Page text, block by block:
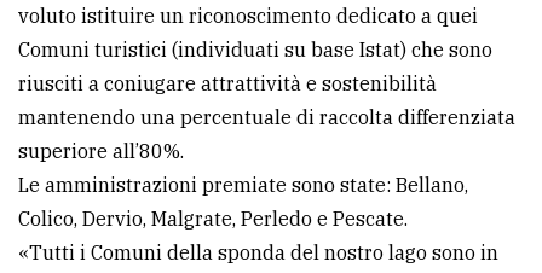
voluto istituire un riconoscimento dedicato a quei
Comuni turistici (individuati su base Istat) che sono
riusciti a coniugare attrattività e sostenibilità
mantenendo una percentuale di raccolta differenziata
superiore all’80%.
Le amministrazioni premiate sono state: Bellano,
Colico, Dervio, Malgrate, Perledo e Pescate.
«Tutti i Comuni della sponda del nostro lago sono in